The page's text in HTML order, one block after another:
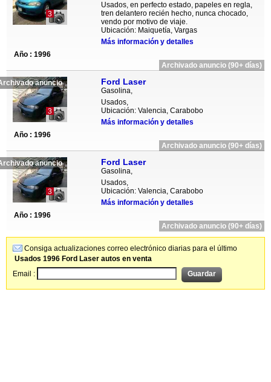
3
Usados, en perfecto estado, papeles en regla,
tren delantero recién hecho, nunca chocado,
vendo por motivo de viaje.
Ubicación: Maiquetía, Vargas
Más información y detalles
Año : 1996
Archivado anuncio (90+ días)
anuncio
3
Ford Laser
Gasolina,
Usados,
Ubicación: Valencia, Carabobo
Más información y detalles
Año : 1996
Archivado anuncio (90+ días)
anuncio
3
Ford Laser
Gasolina,
Usados,
Ubicación: Valencia, Carabobo
Más información y detalles
Año : 1996
Archivado anuncio (90+ días)
Consiga actualizaciones correo electrónico diarias para el último
Usados 1996 Ford Laser autos en venta
Email :